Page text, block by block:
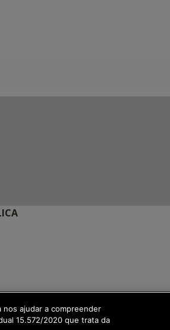
ajudar a compreender
15.572/2020 que trata da